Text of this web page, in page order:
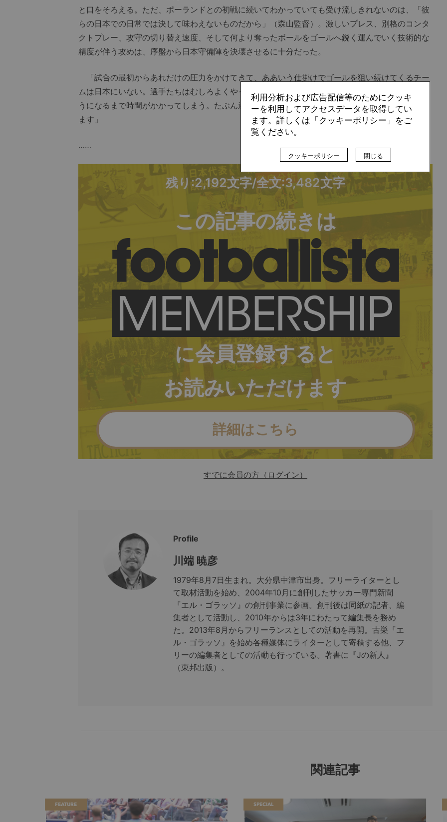
と口をそろえる。ただ、ポーランドとの初戦に続いてわかっていても受け流しきれないのは、「彼
らの日本での日常では決して味わえないものだから」（森山監督）。激しいプレス、別格のコンタ
クトプレー、攻守の切り替え速度、そして何より奪ったボールをゴールへ鋭く運んでいく技術的な
精度が伴う攻めは、序盤から日本守備陣を決壊させるに十分だった。
「試合の最初からあれだけの圧力をかけてきて、ああいう仕掛けでゴールを狙い続けてくるチー
ムは日本にいない。選手たちはむしろよくやっていると思います。ただ、どうしても対応できるよ
うになるまで時間がかかってしまう。たぶん選手たちは序盤、ちょっとビックリしていたとは思い
ます」
……
残り:2,192文字/全文:3,482文字
この記事の続きは
に会員登録すると
お読みいただけます
詳細はこちら
すでに会員の方（ログイン）
Profile
川端 暁彦
1979年8月7日生まれ。大分県中津市出身。フリーライターとし
て取材活動を始め、2004年10月に創刊したサッカー専門新聞
『エル・ゴラッソ』の創刊事業に参画。創刊後は同紙の記者、編
集者として活動し、2010年からは3年にわたって編集長を務め
た。2013年8月からフリーランスとしての活動を再開。古巣『エ
ル・ゴラッソ』を始め各種媒体にライターとして寄稿する他、フ
リーの編集者としての活動も行っている。著書に『Jの新人』
（東邦出版）。
関連記事
FEATURE SPECIAL
利用分析および広告配信等のためにクッキ
ーを利用してアクセスデータを取得してい
ます。詳しくは「クッキーポリシー」をご
覧ください。
クッキーポリシー 閉じる